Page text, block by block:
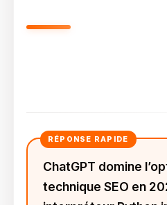
ChatGPT domine
technique SEO en